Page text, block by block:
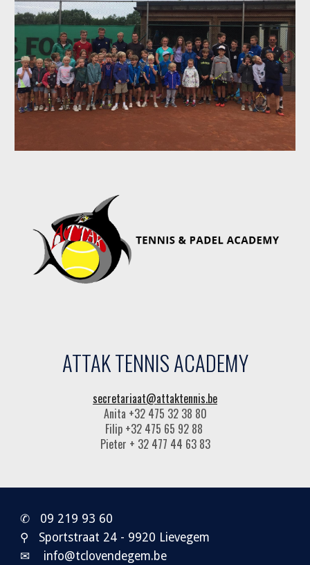
ATTAK TENNIS ACADEMY
secretariaat@attaktennis.be
Anita +32 475 32 38 80
Filip +32 475 65 92 88
Pieter + 32 477 44 63 83
✆ 09 219 93 60
⚲ Sportstraat 24 - 9920 Lievegem
✉ info@tclovendegem.be